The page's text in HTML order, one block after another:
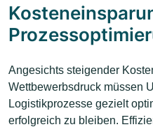
Angesichts steigender
Wettbewerbsdruck müssen
Logistikprozesse gezielt
erfolgreich zu bleiben.